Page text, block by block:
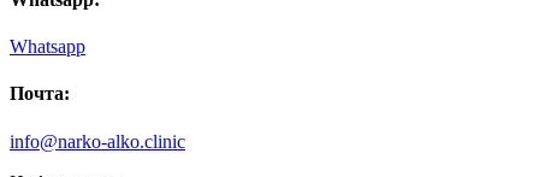
Whatsapp
Почта:
info@narko-alko.clinic